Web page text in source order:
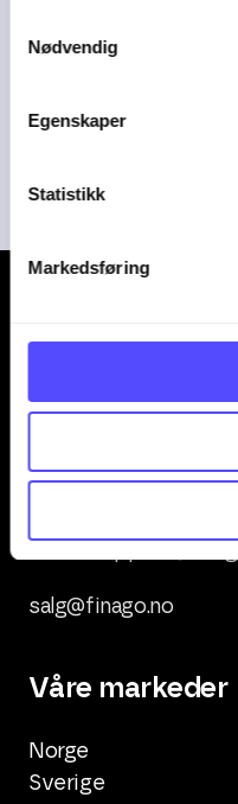
Nødvendig
Egenskaper
Statistikk
Markedsføring
Amendo Group AS
Kontakt oss
+47 247 00 000
salg@finago.no
Våre markeder
Norge
Sverige